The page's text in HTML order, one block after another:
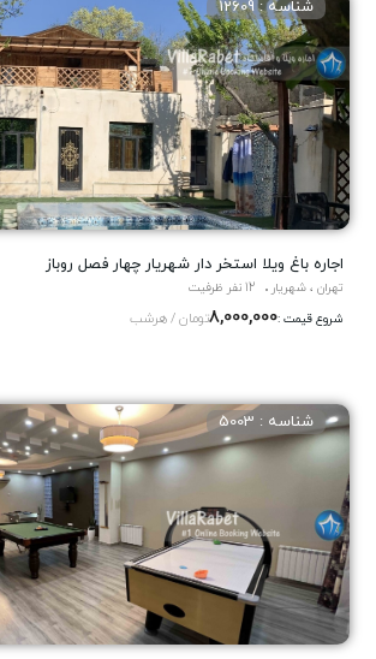
اجاره باغ ویلا استخر دار شهریار چهار فصل روباز
شناسه : 12609
تهران ، شهریار
12 نفر ظرفیت
شروع قیمت :8,000,000تومان / هرشب
شناسه : 5003